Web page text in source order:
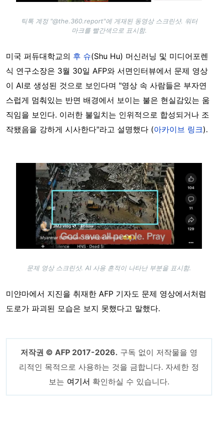
틱톡 계정 "@the.360.report"에 게재된 동영상 스크린샷. 워터
마크를 빨간색으로 표시함.
미국 퍼듀대학교의 후 슈(Shu Hu) 머신러닝 및 미디어포렌
식 연구소장은 3월 30일 AFP와 서면인터뷰에서 문제 영상
이 AI로 생성된 것으로 보인다며 "영상 속 사람들은 부자연
스럽게 멈춰있는 반면 배경에서 보이는 불은 현실감있는 움
직임을 보인다. 이러한 불일치는 인위적으로 합성되거나 조
작됐음을 강하게 시사한다"라고 설명했다 (아카이브 링크).
문제 영상 스크린샷. AI 사용 흔적이 나타난 부분을 표시함.
미얀마에서 지진을 취재한 AFP 기자도 문제 영상에서처럼
도로가 파괴된 모습은 보지 못했다고 말했다.
저작권 © AFP 2017-2026. 구독 없이 저작물을 영
리적인 목적으로 사용하는 것을 금합니다. 자세한 정
보는 여기서 확인하실 수 있습니다.